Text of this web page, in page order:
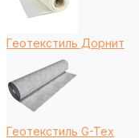
Геотекстиль Дорнит
Геотекстиль G-Tex